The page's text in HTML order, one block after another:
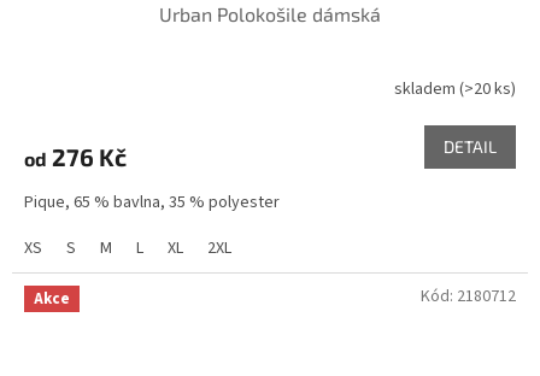
Urban Polokošile dámská
skladem (>20 ks)
od 276 Kč DETAIL
Pique, 65 % bavlna, 35 % polyester
XS
S M L XL 2XL
Akce Kód: 2180712